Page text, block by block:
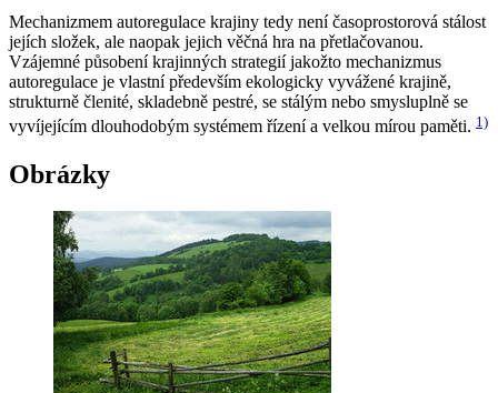
Mechanizmem autoregulace krajiny tedy není časoprostorová stálost
jejích složek, ale naopak jejich věčná hra na přetlačovanou.
Vzájemné působení krajinných strategií jakožto mechanizmus
autoregulace je vlastní především ekologicky vyvážené krajině,
strukturně členité, skladebně pestré, se stálým nebo smysluplně se
vyvíjejícím dlouhodobým systémem řízení a velkou mírou paměti. 1)
Obrázky